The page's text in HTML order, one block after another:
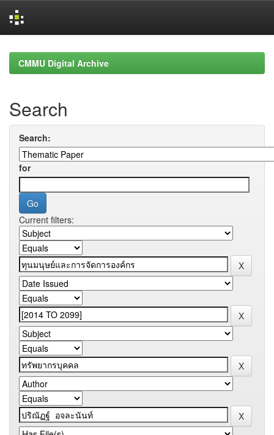
navigationCMMU Digital Archive
Search
Search:
for
Current filters: